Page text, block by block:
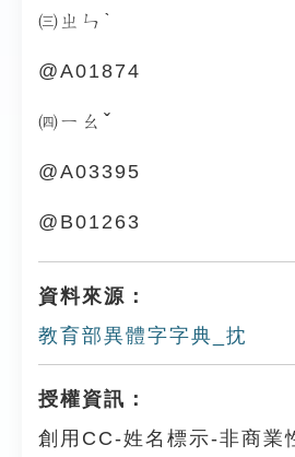
㈢ㄓㄣˋ
@A01874
㈣ㄧㄠˇ
@A03395
@B01263
資料來源：
教育部異體字字典_抌
授權資訊：
創用CC-姓名標示-非商業